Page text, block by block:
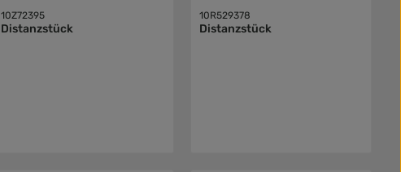
10Z72395
Distanzstück
10R529378
Distanzstück